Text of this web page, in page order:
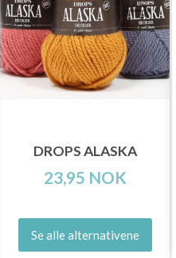
DROPS ALASKA
23,95 NOK
Se alle alternativene